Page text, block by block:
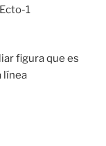
1
figura que es
línea